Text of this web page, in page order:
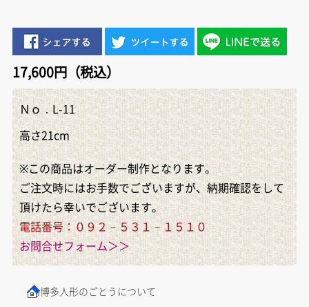
17,600円（税込）
Ｎｏ．L-11
高さ21cm
※この商品はオーダー制作となります。
ご注文時にはお手数でございますが、納期確認をして
頂けたら幸いでございます。
電話番号：０９２－５３１－１５１０
お問合せフォーム＞＞
博多人形のごとうについて